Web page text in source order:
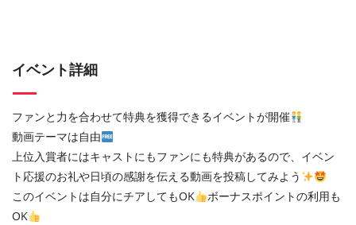
イベント詳細
ファンと力を合わせて特典を獲得できるイベントが開催
動画テーマは自由
上位入賞者にはキャストにもファンにも特典があるので、イベン
ト応援のお礼や日頃の感謝を伝える動画を投稿してみよう
このイベントは自分にチアしてもOK
ボーナスポイントの利用も
OK